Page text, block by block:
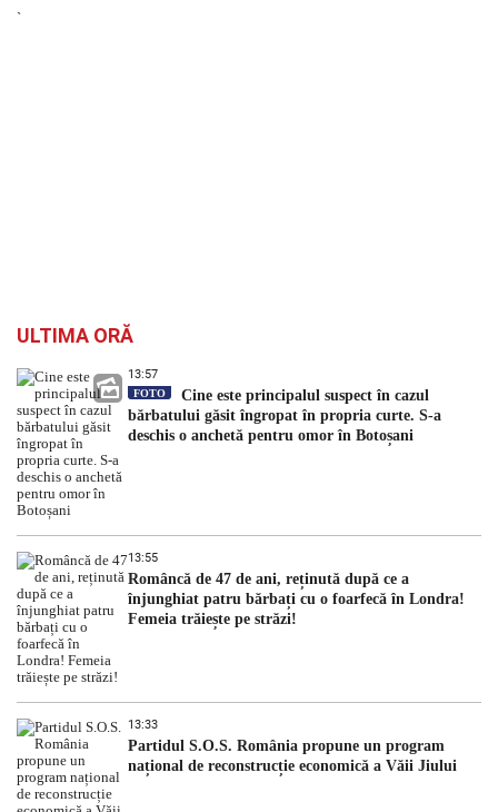
`
ULTIMA ORĂ
13:57
FOTO
Cine este principalul suspect în cazul
bărbatului găsit îngropat în propria curte. S-a
deschis o anchetă pentru omor în Botoșani
13:55
Româncă de 47 de ani, reținută după ce a
înjunghiat patru bărbați cu o foarfecă în Londra!
Femeia trăiește pe străzi!
13:33
Partidul S.O.S. România propune un program
național de reconstrucție economică a Văii Jiului